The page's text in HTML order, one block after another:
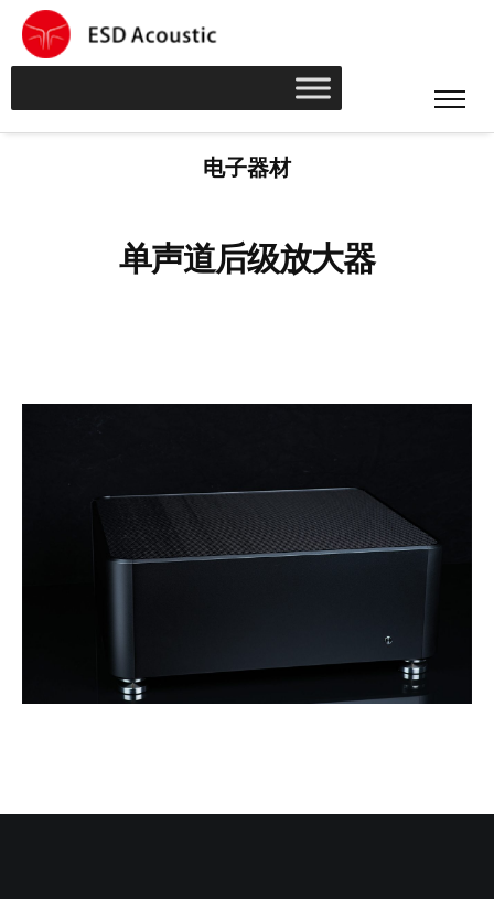
电子器材
单声道后级放大器